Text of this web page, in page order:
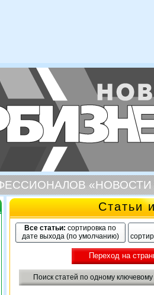
«НОВОСТИ
Статьи
Все статьи: сортировка по
дате выхода (по умолчанию)
Переход на
Поиск статей по одному ключевому